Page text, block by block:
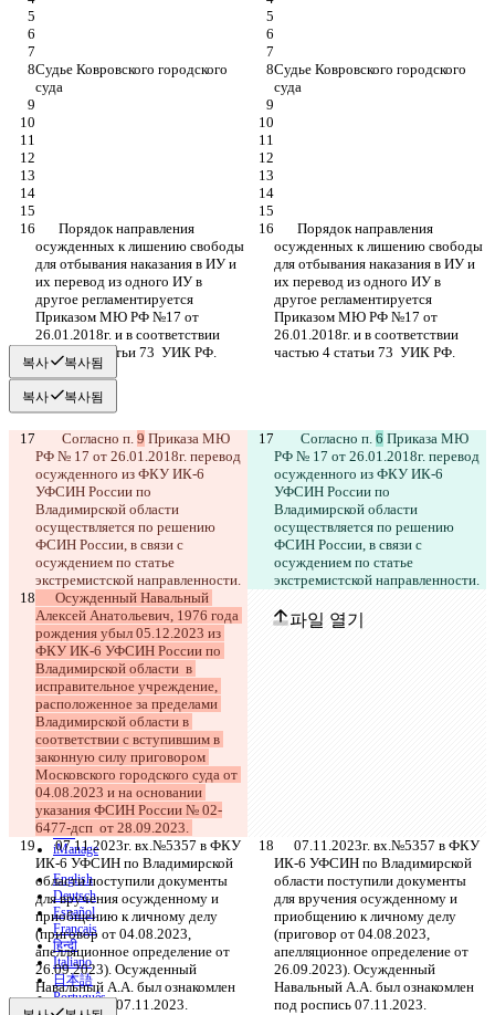
Судье Ковровского городского
суда
Судье Ковровского городского
суда
осужденных к лишению свободы
для отбывания наказания в ИУ и
их перевод из одного ИУ в
другое регламентируется
Приказом МЮ РФ №17 от
26.01.2018г. и в соответствии
частью 4 статьи 73  УИК РФ.
осужденных к лишению свободы
для отбывания наказания в ИУ и
их перевод из одного ИУ в
другое регламентируется
Приказом МЮ РФ №17 от
26.01.2018г. и в соответствии
частью 4 статьи 73  УИК РФ.
복사 복사됨
복사 복사됨
        Согласно п.
9 Приказа МЮ
РФ № 17 от 26.01.2018г. перевод
осужденного из ФКУ ИК-6
УФСИН России по
Владимирской области
осуществляется по решению
ФСИН России, в связи с
осуждением по статье
экстремистской направленности.
        Согласно п.
6 Приказа МЮ
РФ № 17 от 26.01.2018г. перевод
осужденного из ФКУ ИК-6
УФСИН России по
Владимирской области
осуществляется по решению
ФСИН России, в связи с
осуждением по статье
экстремистской направленности.
Алексей Анатольевич, 1976 года
рождения убыл 05.12.2023 из
ФКУ ИК-6 УФСИН России по
Владимирской области  в
исправительное учреждение,
расположенное за пределами
Владимирской области в
соответствии с вступившим в
законную силу приговором
Московского городского суда от
04.08.2023 и на основании
указания ФСИН России № 02-
6477-дсп  от 28.09.2023.
      07.11.2023г. вх.№5357 в ФКУ
ИК-6 УФСИН по Владимирской
области поступили документы
для вручения осужденному и
приобщению к личному делу
(приговор от 04.08.2023,
апелляционное определение от
26.09.2023). Осужденный
Навальный А.А. был ознакомлен
под роспись 07.11.2023.
ИК-6 УФСИН по Владимирской
области поступили документы
для вручения осужденному и
приобщению к личному делу
(приговор от 04.08.2023,
апелляционное определение от
26.09.2023). Осужденный
Навальный А.А. был ознакомлен
под роспись 07.11.2023.
저장된 비교 결과
원본
파일 열기
수정본
파일 열기
비교하기
© 2026 Checker Software Inc.
문의
CLI
이용약관
개인정보처리방침
API
iManage
English
Deutsch
Español
Français
हिन्दी
Italiano
日本語
Português